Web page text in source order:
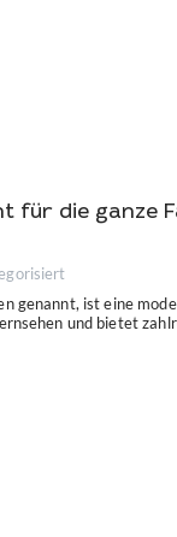
für die ganze
genannt, ist eine
und bietet